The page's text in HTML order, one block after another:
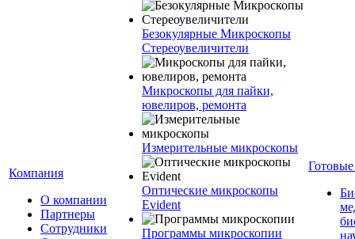
Компания
О компании
Партнеры
Сотрудники
Безокулярные Микроскопы
Стереоувеличители
Микроскопы для пайки,
ювелиров, ремонта
Измерительные микроскопы
Оптические микроскопы
Evident
Программы микроскопии